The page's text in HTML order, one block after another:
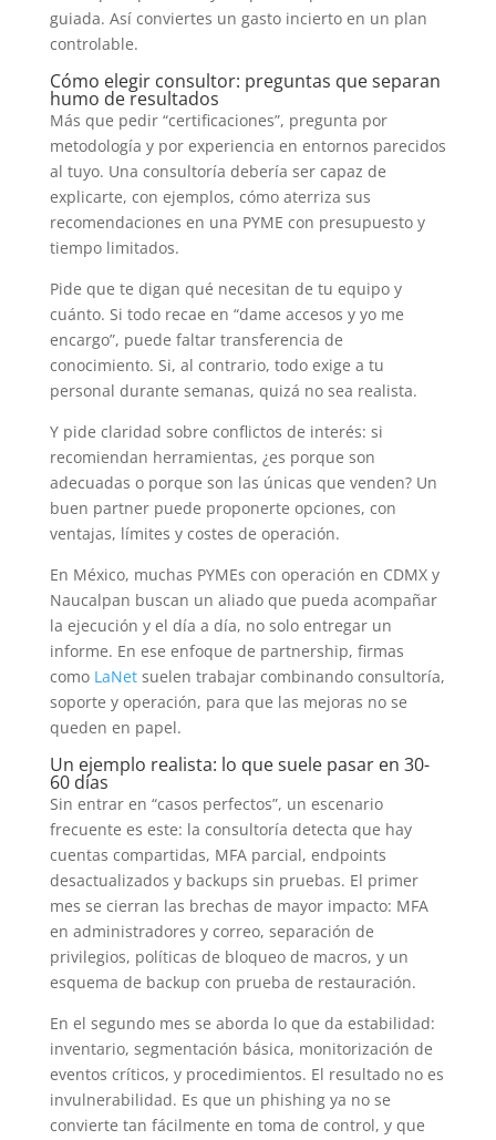
guiada. Así conviertes un gasto incierto en un plan
controlable.
Cómo elegir consultor: preguntas que separan
humo de resultados
Más que pedir “certificaciones”, pregunta por
metodología y por experiencia en entornos parecidos
al tuyo. Una consultoría debería ser capaz de
explicarte, con ejemplos, cómo aterriza sus
recomendaciones en una PYME con presupuesto y
tiempo limitados.
Pide que te digan qué necesitan de tu equipo y
cuánto. Si todo recae en “dame accesos y yo me
encargo”, puede faltar transferencia de
conocimiento. Si, al contrario, todo exige a tu
personal durante semanas, quizá no sea realista.
Y pide claridad sobre conflictos de interés: si
recomiendan herramientas, ¿es porque son
adecuadas o porque son las únicas que venden? Un
buen partner puede proponerte opciones, con
ventajas, límites y costes de operación.
En México, muchas PYMEs con operación en CDMX y
Naucalpan buscan un aliado que pueda acompañar
la ejecución y el día a día, no solo entregar un
informe. En ese enfoque de partnership, firmas
como LaNetsuelen trabajar combinando consultoría,
soporte y operación, para que las mejoras no se
queden en papel.
Un ejemplo realista: lo que suele pasar en 30-
60 días
Sin entrar en “casos perfectos”, un escenario
frecuente es este: la consultoría detecta que hay
cuentas compartidas, MFA parcial, endpoints
desactualizados y backups sin pruebas. El primer
mes se cierran las brechas de mayor impacto: MFA
en administradores y correo, separación de
privilegios, políticas de bloqueo de macros, y un
esquema de backup con prueba de restauración.
En el segundo mes se aborda lo que da estabilidad:
inventario, segmentación básica, monitorización de
eventos críticos, y procedimientos. El resultado no es
invulnerabilidad. Es que un phishing ya no se
convierte tan fácilmente en toma de control, y que